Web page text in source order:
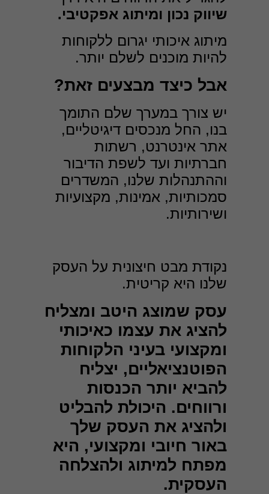
שיווק נכון ומיתוג אפקטיבי.
מיתוג איכותי יגרום ללקוחות
להיות מוכנים לשלם יותר.
אבל כיצד מבצעים זאת?
יש צורך במערך שלם התומך
בנו, החל מנכסים דיגיטליים,
אתר אינטרנט, רשתות
חברתיות ועד לשפת הדיבור
וההתנהלות שלנו, המשדרים
סמכותיות, אמינות, מקצועיות
ושירותיות.
נקודת מבט חיצונית על העסק
שלנו היא קריטית.
עסק שמוצג היטב ומצליח
להציג את עצמו כאיכותי
ומקצועי בעיני הלקוחות
הפוטנציאליים, יצליח
להביא יותר הכנסות
ורווחים. היכולת להבליט
ולהציג את העסק שלך
באור חיובי ומקצועי, היא
מפתח למיתוג ולהצלחה
העסקית.